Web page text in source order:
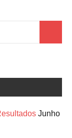
Junho